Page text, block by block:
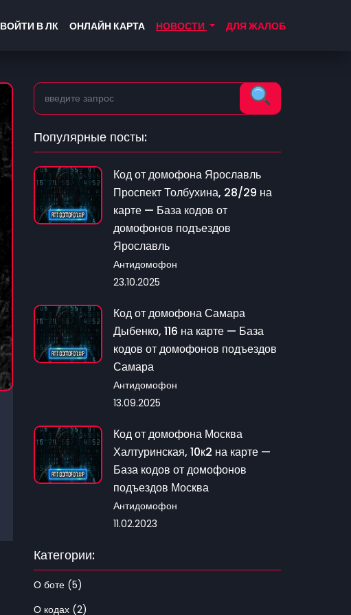
ВОЙТИ В ЛК ОНЛАЙН КАРТА НОВОСТИ ДЛЯ ЖАЛОБ
Популярные посты:
Код от домофона Ярославль
Проспект Толбухина, 28/29 на
карте — База кодов от
домофонов подъездов
Ярославль
Антидомофон
23.10.2025
Код от домофона Самара
Дыбенко, 116 на карте — База
кодов от домофонов подъездов
Самара
Антидомофон
13.09.2025
Код от домофона Москва
Халтуринская, 10к2 на карте —
База кодов от домофонов
подъездов Москва
Антидомофон
11.02.2023
Категории:
О боте (5)
О кодах (2)